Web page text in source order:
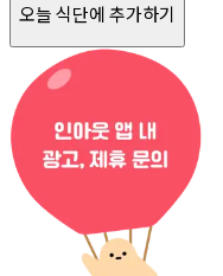
오늘 식단에 추가하기